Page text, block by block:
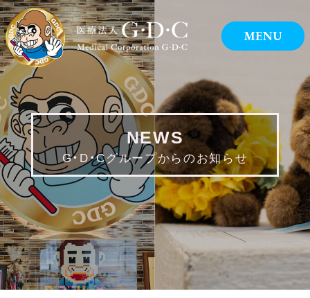
NEWS
G・D・Cグループからのお知らせ